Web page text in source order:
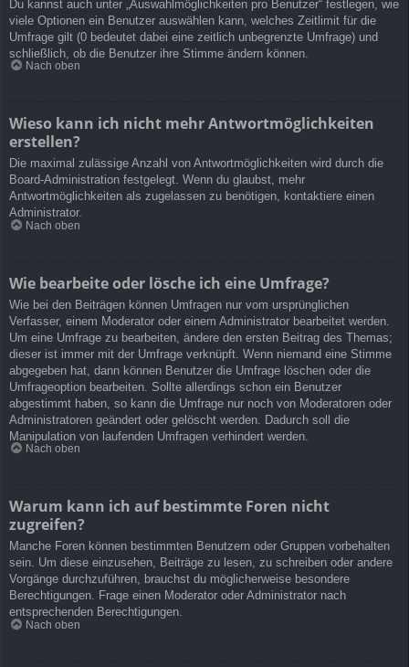
Du kannst auch unter „Auswahlmöglichkeiten pro Benutzer“ festlegen, wie
viele Optionen ein Benutzer auswählen kann, welches Zeitlimit für die
Umfrage gilt (0 bedeutet dabei eine zeitlich unbegrenzte Umfrage) und
schließlich, ob die Benutzer ihre Stimme ändern können.
Nach oben
Wieso kann ich nicht mehr Antwortmöglichkeiten
erstellen?
Die maximal zulässige Anzahl von Antwortmöglichkeiten wird durch die
Board-Administration festgelegt. Wenn du glaubst, mehr
Antwortmöglichkeiten als zugelassen zu benötigen, kontaktiere einen
Administrator.
Nach oben
Wie bearbeite oder lösche ich eine Umfrage?
Wie bei den Beiträgen können Umfragen nur vom ursprünglichen
Verfasser, einem Moderator oder einem Administrator bearbeitet werden.
Um eine Umfrage zu bearbeiten, ändere den ersten Beitrag des Themas;
dieser ist immer mit der Umfrage verknüpft. Wenn niemand eine Stimme
abgegeben hat, dann können Benutzer die Umfrage löschen oder die
Umfrageoption bearbeiten. Sollte allerdings schon ein Benutzer
abgestimmt haben, so kann die Umfrage nur noch von Moderatoren oder
Administratoren geändert oder gelöscht werden. Dadurch soll die
Manipulation von laufenden Umfragen verhindert werden.
Nach oben
Warum kann ich auf bestimmte Foren nicht
zugreifen?
Manche Foren können bestimmten Benutzern oder Gruppen vorbehalten
sein. Um diese einzusehen, Beiträge zu lesen, zu schreiben oder andere
Vorgänge durchzuführen, brauchst du möglicherweise besondere
Berechtigungen. Frage einen Moderator oder Administrator nach
entsprechenden Berechtigungen.
Nach oben